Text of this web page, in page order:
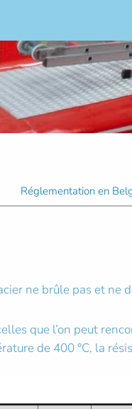
Réglementation en
ne brûle pas et ne
que l’on peut
de 400 °C, la